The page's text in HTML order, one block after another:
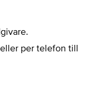
eller per telefon till